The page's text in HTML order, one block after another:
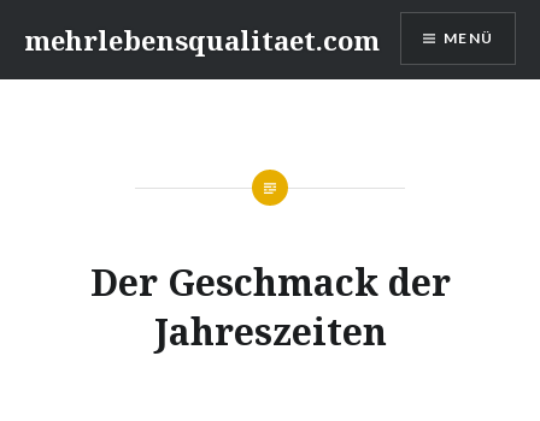
Inhalt
springen
mehrlebensqualitaet.com MENÜ
Der Geschmack der
Jahreszeiten